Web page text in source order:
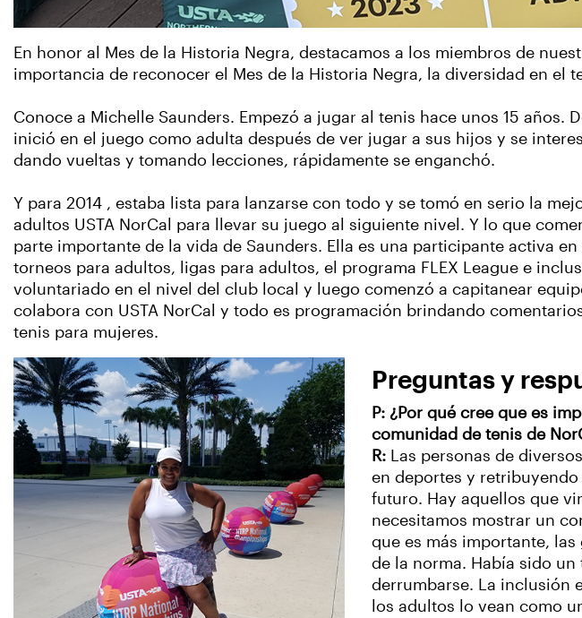
En honor al Mes de la Historia Negra, destacamos a los miembros de
importancia de reconocer el Mes de la Historia Negra, la diversidad en el
Conoce a Michelle Saunders. Empezó a jugar al tenis hace unos 15
inició en el juego como adulta después de ver jugar a sus hijos y se
dando vueltas y tomando lecciones, rápidamente se enganchó.
Y para 2014 , estaba lista para lanzarse con todo y se tomó en serio la
adultos USTA NorCal para llevar su juego al siguiente nivel. Y lo que
parte importante de la vida de Saunders. Ella es una participante activa
torneos para adultos, ligas para adultos, el programa FLEX League e
voluntariado en el nivel del club local y luego comenzó a capitanear
colabora con USTA NorCal y todo es programación brindando
tenis para mujeres.
Preguntas y
P: ¿Por qué cree que es
comunidad de tenis de
R:Las personas de
en deportes y
futuro. Hay aquellos que
necesitamos mostrar un
que es más importante,
de la norma. Había sido
derrumbarse. La inclusión
los adultos lo vean como